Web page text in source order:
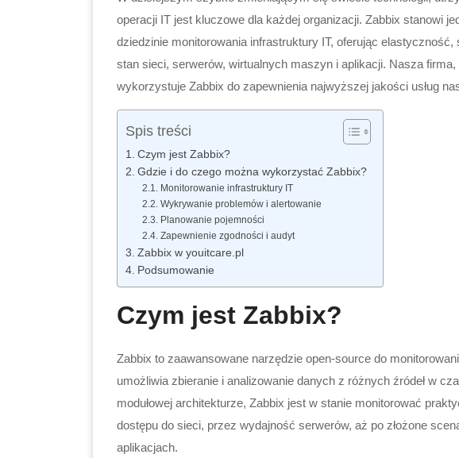
operacji IT jest kluczowe dla każdej organizacji. Zabbix stanowi
dziedzinie monitorowania infrastruktury IT, oferując elastyczność,
stan sieci, serwerów, wirtualnych maszyn i aplikacji. Nasza
wykorzystuje Zabbix do zapewnienia najwyższej jakości usług
Spis treści
Czym jest Zabbix?
Gdzie i do czego można wykorzystać Zabbix?
Monitorowanie infrastruktury IT
Wykrywanie problemów i alertowanie
Planowanie pojemności
Zapewnienie zgodności i audyt
Zabbix w youitcare.pl
Podsumowanie
Czym jest Zabbix?
Zabbix to zaawansowane narzędzie open-source do
umożliwia zbieranie i analizowanie danych z różnych źródeł w
modułowej architekturze, Zabbix jest w stanie monitorować
dostępu do sieci, przez wydajność serwerów, aż po złożone
aplikacjach.